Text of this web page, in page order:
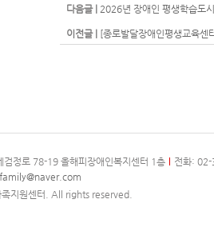
다음글 | 2026년 장애인 평생학습도
이전글 | [종로발달장애인평생교육센
정로 78-19 올해피장애인복지센터 1층
전화:
지원센터. All rights reserved.